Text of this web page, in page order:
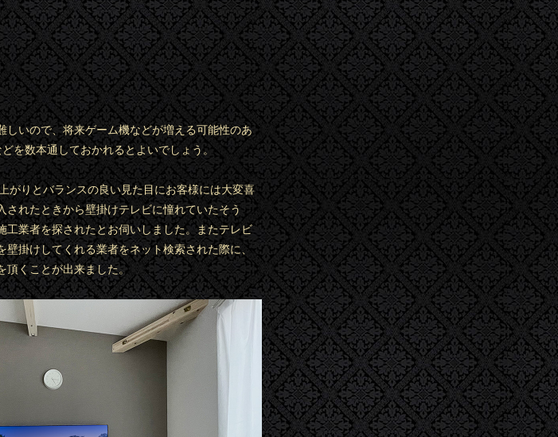
しいので、将来ゲーム機などが増える可能性のあ
を数本通しておかれるとよいでしょう。
がりとバランスの良い見た目にお客様には大変喜
れたときから壁掛けテレビに憧れていたそう
工業者を探されたとお伺いしました。またテレビ
掛けしてくれる業者をネット検索された際に、
頂くことが出来ました。